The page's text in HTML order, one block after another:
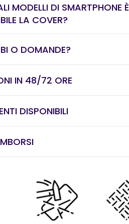
MODELLI DI SMARTPHONE È
LA COVER?
O DOMANDE?
IN 48/72 ORE
DISPONIBILI